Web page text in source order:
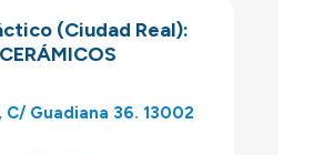
(Ciudad Real):
Guadiana 36. 13002